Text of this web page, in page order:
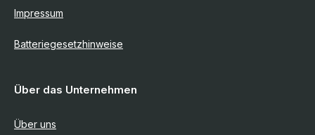
Impressum
Batteriegesetzhinweise
Über das Unternehmen
Über uns